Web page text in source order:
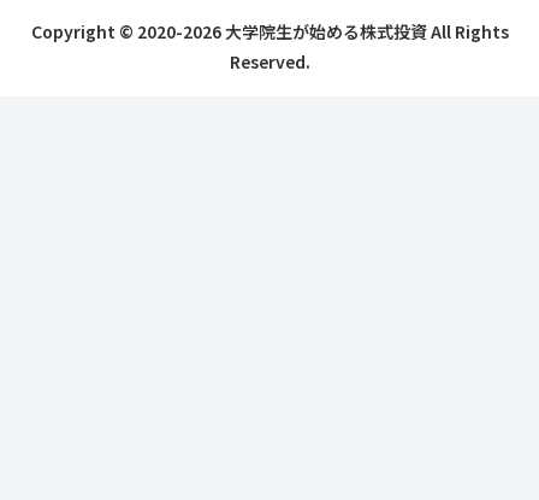
Copyright © 2020-2026 大学院生が始める株式投資 All Rights
Reserved.